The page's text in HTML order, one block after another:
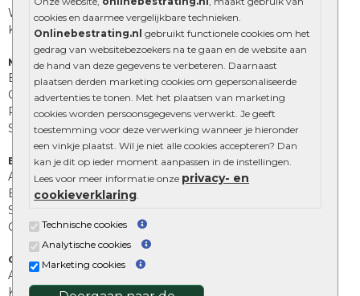
cookies en daarmee vergelijkbare technieken.
Onlinebestrating.nl gebruikt functionele cookies om het
gedrag van websitebezoekers na te gaan en de website aan
de hand van deze gegevens te verbeteren. Daarnaast
plaatsen derden marketing cookies om gepersonaliseerde
advertenties te tonen. Met het plaatsen van marketing
cookies worden persoonsgegevens verwerkt. Je geeft
toestemming voor deze verwerking wanneer je hieronder
een vinkje plaatst. Wil je niet alle cookies accepteren? Dan
kan je dit op ieder moment aanpassen in de instellingen.
Lees voor meer informatie onze privacy- en
cookieverklaring.
Technische cookies
Analytische cookies
Marketing cookies
Wildverband bestrating
Kingstones
Muurelementen
Betonbielzen
Opsluitbanden
Palissades
Stapelblokken
Extra benodigdheden
Afwatering en diversen
Beplantings en betonelementen
Split, grind en zand
Oprit tegels
Overig
Aanbiedingen
Kunstgras